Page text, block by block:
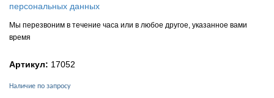
персональных данных
Мы перезвоним в течение часа или в любое другое, указанное вами
время
Артикул: 17052
Наличие по запросу